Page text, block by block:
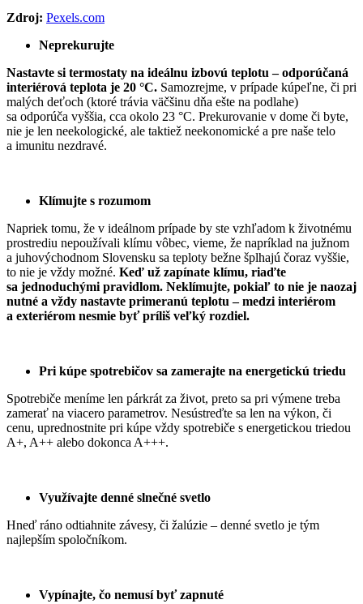
Zdroj: Pexels.com
Neprekurujte
Nastavte si termostaty na ideálnu izbovú teplotu – odporúčaná
interiérová teplota je 20 °C. Samozrejme, v prípade kúpeľne, či pri
malých deťoch (ktoré trávia väčšinu dňa ešte na podlahe)
sa odporúča vyššia, cca okolo 23 °C. Prekurovanie v dome či byte,
nie je len neekologické, ale taktiež neekonomické a pre naše telo
a imunitu nezdravé.
Klímujte s rozumom
Napriek tomu, že v ideálnom prípade by ste vzhľadom k životnému
prostrediu nepoužívali klímu vôbec, vieme, že napríklad na južnom
a juhovýchodnom Slovensku sa teploty bežne šplhajú čoraz vyššie,
to nie je vždy možné. Keď už zapínate klímu, riaďte
sa jednoduchými pravidlom. Neklímujte, pokiaľ to nie je naozaj
nutné a vždy nastavte primeranú teplotu – medzi interiérom
a exteriérom nesmie byť príliš veľký rozdiel.
Pri kúpe spotrebičov sa zamerajte na energetickú triedu
Spotrebiče meníme len párkrát za život, preto sa pri výmene treba
zamerať na viacero parametrov. Nesústreďte sa len na výkon, či
cenu, uprednostnite pri kúpe vždy spotrebiče s energetickou triedou
A+, A++ alebo dokonca A+++.
Využívajte denné slnečné svetlo
Hneď ráno odtiahnite závesy, či žalúzie – denné svetlo je tým
najlepším spoločníkom.
Vypínajte, čo nemusí byť zapnuté